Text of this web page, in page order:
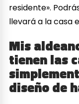
residente».
llevará a la casa
Mis
tienen las
diseño de